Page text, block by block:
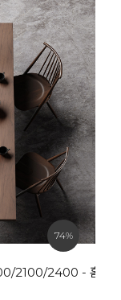
74%
2100/2400 - 홈카